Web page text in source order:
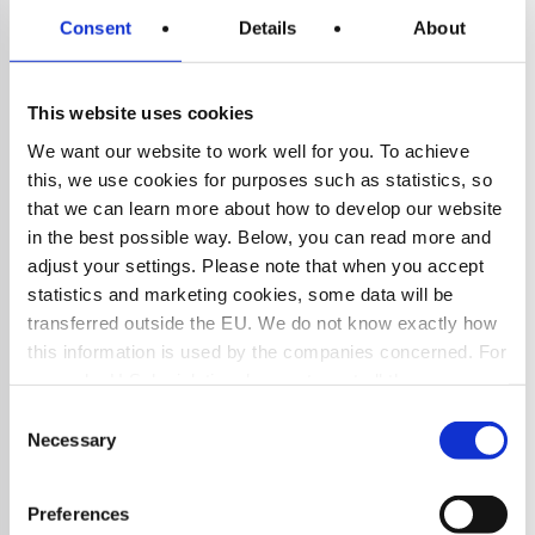
Consent Details About
This website uses cookies
We want our website to work well for you. To achieve
this, we use cookies for purposes such as statistics, so
that we can learn more about how to develop our website
in the best possible way. Below, you can read more and
adjust your settings. Please note that when you accept
statistics and marketing cookies, some data will be
transferred outside the EU. We do not know exactly how
this information is used by the companies concerned. For
apply within the EU, which may entail certain risks to
your personal data. The companies concerned must
disclose data to law enforcement authorities in the United
States if they receive such a request. However, it may be
Selection
Necessary
Preferences
Microsoft Dynamics 365 CE
Nyheterna i Release Wave 1 2026 för Dynamics 365